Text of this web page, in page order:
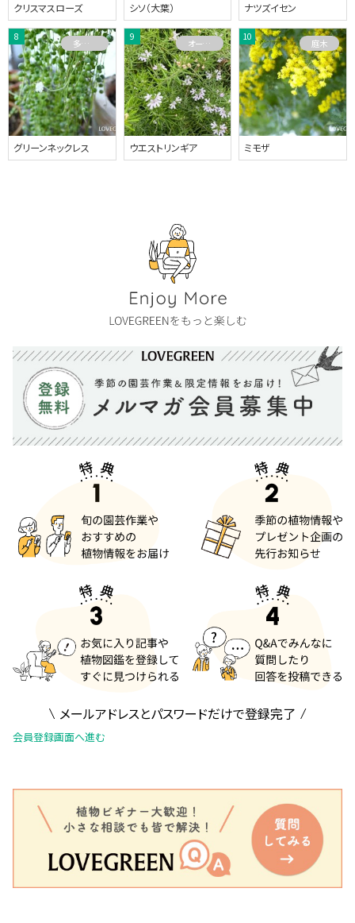
クリスマスローズ シソ（大葉） ナツズイセン
グリーンネックレス
多肉植物
ウエストリンギア
オーストラリアプランツ
ミモザ
庭木
メールアドレスとパスワードだけで登録完了
会員登録画面へ進む